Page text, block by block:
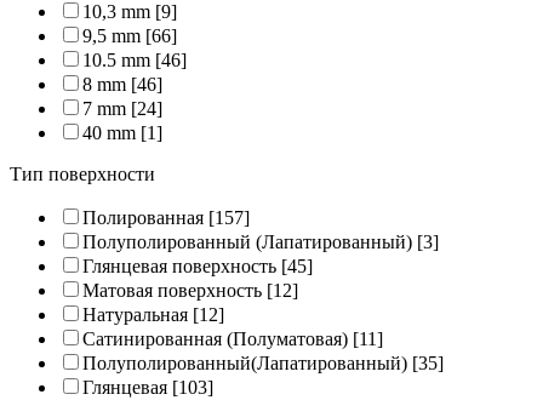
10,3 mm [9]
9,5 mm [66]
10.5 mm [46]
8 mm [46]
7 mm [24]
40 mm [1]
Тип поверхности
Полированная [157]
Полуполированный (Лапатированный) [3]
Глянцевая поверхность [45]
Матовая поверхность [12]
Натуральная [12]
Сатинированная (Полуматовая) [11]
Полуполированный(Лапатированный) [35]
Глянцевая [103]